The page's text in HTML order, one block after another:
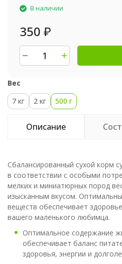
В наличии
350 ₽
Вес
7 кг
2 кг 500 г
Описание
Сбалансированный сухой корм
в соответствии с особыми
мелких и миниатюрных пород
изысканным вкусом.
веществ обеспечивает
вашего маленького любимца.
Оптимальное содержание
обеспечивает баланс
здоровья, энергии и